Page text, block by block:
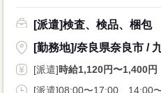
[派遣]検査、検品、梱包
[勤務地]/奈良県奈良市 /
[派遣]時給1,120円〜1,400円
[派遣]08:00〜17:00、14:00